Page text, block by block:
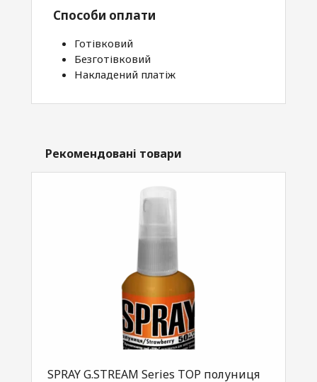
Способи оплати
Готівковий
Безготівковий
Накладений платіж
Рекомендовані товари
SPRAY G.STREAM Series TOP полуниця